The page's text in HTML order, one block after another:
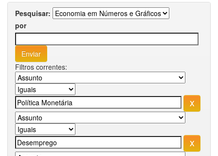
Pesquisar:
por
Filtros correntes: